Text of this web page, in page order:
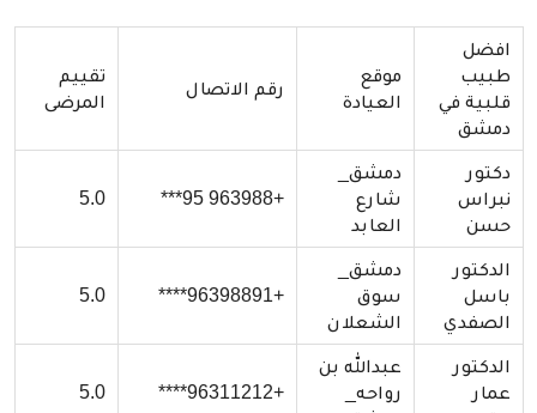
افضل
طبيب
قلبية في
دمشق
موقع
العيادة
رقم الاتصال
تقييم
المرضى
دكتور
نبراس
حسن
دمشق_
شارع
العابد
+963988 95***
5.0
الدكتور
باسل
الصفدي
دمشق_
سوق
الشعلان
+96398891****
5.0
الدكتور
عمار
عبدالله بن
رواحه_
+96311212****
5.0